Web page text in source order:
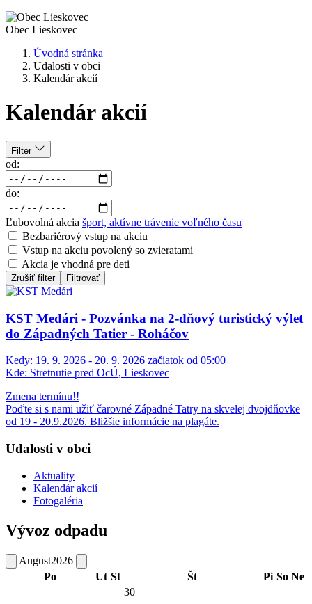
Obec Lieskovec
Úvodná stránka
Udalosti v obci
Kalendár akcií
Kalendár akcií
Filter
od:
do:
Ľubovolná akcia šport, aktívne trávenie voľného času
Bezbariérový vstup na akciu
Vstup na akciu povolený so zvieratami
Akcia je vhodná pre deti
Zrušiť filter Filtrovať
KST Medári - Pozvánka na 2-dňový turistický výlet
do Západných Tatier - Roháčov
Kedy: 19. 9. 2026 - 20. 9. 2026 začiatok od 05:00
Kde: Stretnutie pred OcÚ, Lieskovec
Zmena termínu!!
Poďte si s nami užiť čarovné Západné Tatry na skvelej dvojdňovke
od 19 - 20.9.2026. Bližšie informácie na plagáte.
Udalosti v obci
Aktuality
Kalendár akcií
Fotogaléria
Vývoz odpadu
August2026
Po
Ut St Št Pi So Ne
30